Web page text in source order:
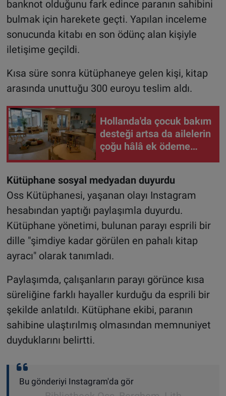
banknot olduğunu fark edince paranın sahibini
bulmak için harekete geçti. Yapılan inceleme
sonucunda kitabı en son ödünç alan kişiyle
iletişime geçildi.
Kısa süre sonra kütüphaneye gelen kişi, kitap
arasında unuttuğu 300 euroyu teslim aldı.
Hollanda'da çocuk bakım
desteği artsa da ailelerin
çoğu hâlâ ek ödeme
Kütüphane sosyal medyadan duyurdu
Oss Kütüphanesi, yaşanan olayı Instagram
hesabından yaptığı paylaşımla duyurdu.
Kütüphane yönetimi, bulunan parayı esprili bir
dille "şimdiye kadar görülen en pahalı kitap
ayracı" olarak tanımladı.
Paylaşımda, çalışanların parayı görünce kısa
süreliğine farklı hayaller kurduğu da esprili bir
şekilde anlatıldı. Kütüphane ekibi, paranın
sahibine ulaştırılmış olmasından memnuniyet
duyduklarını belirtti.
Bu gönderiyi Instagram'da gör